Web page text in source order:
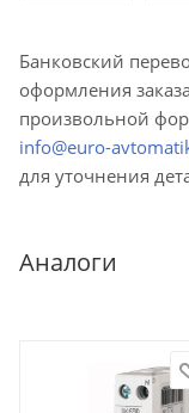
Банковский
оформления
произвольной
info@euro-
для уточнения
Аналоги